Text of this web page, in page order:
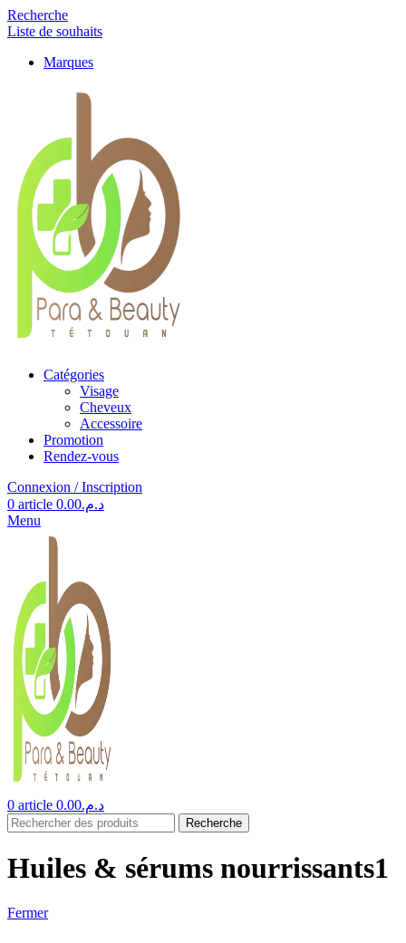
Recherche
Liste de souhaits
Marques
Catégories
Visage
Cheveux
Accessoire
Promotion
Rendez-vous
Connexion / Inscription
0 article د.م.0.00
Menu
0 article د.م.0.00
Recherche
Huiles & sérums nourrissants1
Fermer